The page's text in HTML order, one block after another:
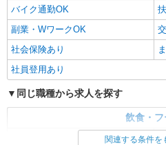
バイク通勤OK
副業・WワークOK
社会保険あり
社員登用あり
同じ職種から求人を探す
飲食・フ
ファストフード・デリ関連する条件を